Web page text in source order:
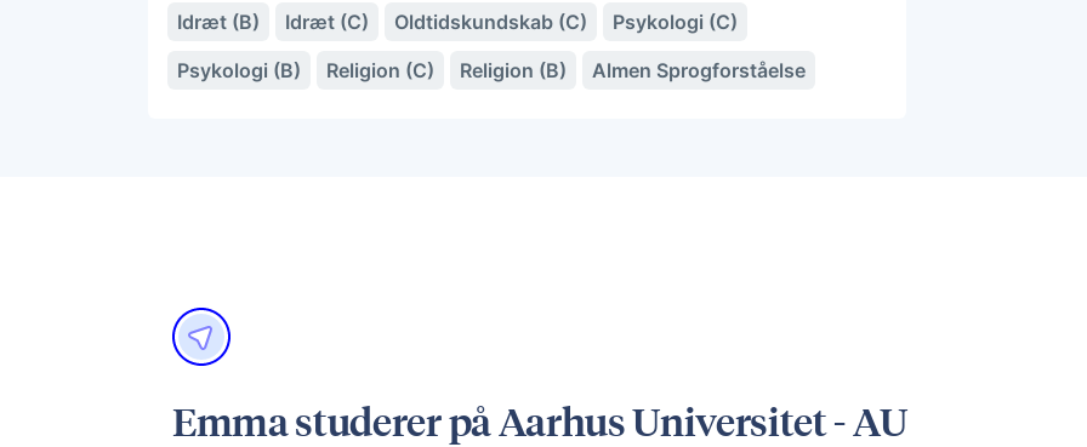
Idræt (B)
Idræt (C) Oldtidskundskab (C)
Psykologi (C)
Psykologi (B)
Religion (C) Religion (B) Almen Sprogforståelse
Emma studerer på Aarhus Universitet - AU